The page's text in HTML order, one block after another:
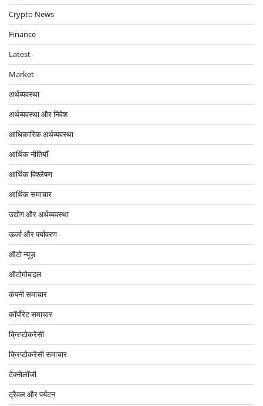
Crypto News
Finance
Latest
Market
अर्थव्यवस्था
अर्थव्यवस्था और निवेश
आधिकारिक अर्थव्यवस्था
आर्थिक नीतियाँ
आर्थिक विश्लेषण
आर्थिक समाचार
उद्योग और अर्थव्यवस्था
ऊर्जा और पर्यावरण
ऑटो न्यूज़
ऑटोमोबाइल
कंपनी समाचार
कॉर्पोरेट समाचार
क्रिप्टोकरेंसी
क्रिप्टोकरेंसी समाचार
टेक्नोलॉजी
ट्रैवल और पर्यटन